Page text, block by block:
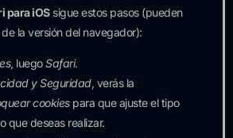
para iOSsigue estos pasos (pueden
la versión del navegador):
, luegoSafari.
y Seguridad, verás la
cookiespara que ajuste el tipo
que deseas realizar.